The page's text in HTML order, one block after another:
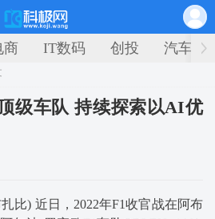
商 IT数码 创投 汽车
级车队 持续探索以AI优
比) 近日，2022年F1收官战在阿布